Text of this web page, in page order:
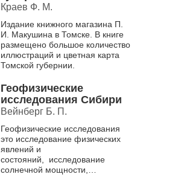
Краев Ф. М.
Издание книжного магазина П.
И. Макушина в Томске. В книге
размещено большое количество
иллюстраций и цветная карта
Томской губернии.
Геофизические
исследования Сибири
Вейнберг Б. П.
Геофизические исследования
это исследование физических
явлений и
состояний, исследование
солнечной мощности,